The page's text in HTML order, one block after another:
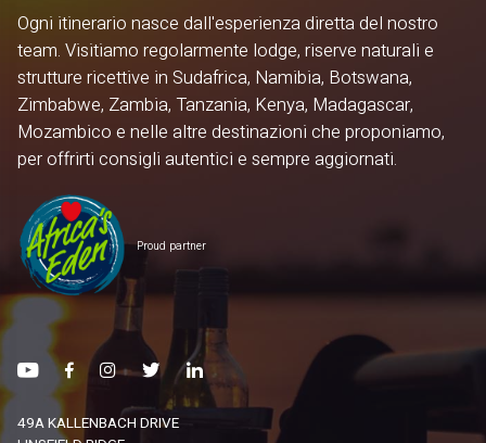
Ogni itinerario nasce dall'esperienza diretta del nostro
team. Visitiamo regolarmente lodge, riserve naturali e
strutture ricettive in Sudafrica, Namibia, Botswana,
Zimbabwe, Zambia, Tanzania, Kenya, Madagascar,
Mozambico e nelle altre destinazioni che proponiamo,
per offrirti consigli autentici e sempre aggiornati.
Proud partner
49A KALLENBACH DRIVE